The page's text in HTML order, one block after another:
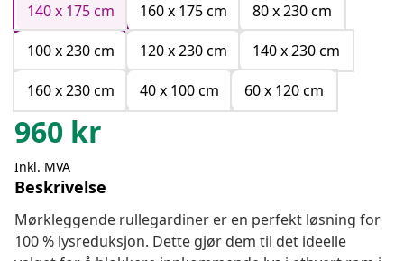
140 x 175 cm
160 x 175 cm
80 x 230 cm
100 x 230 cm
120 x 230 cm
140 x 230 cm
160 x 230 cm
40 x 100 cm 60 x 120 cm
960 kr
Inkl. MVA
Beskrivelse
Mørkleggende rullegardiner er en perfekt løsning for
100 % lysreduksjon. Dette gjør dem til det ideelle